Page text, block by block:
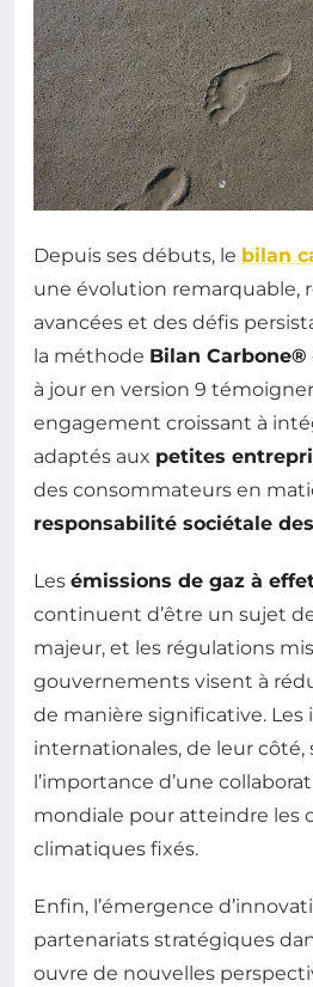
Depuis ses débuts, le bilan
une évolution remarquable,
avancées et des défis
la méthode Bilan Carbone®
à jour en version 9
engagement croissant à
adaptés aux petites
des consommateurs en
responsabilité sociétale
Les émissions de gaz à
continuent d’être un sujet
majeur, et les régulations
gouvernements visent à
de manière significative. Les
internationales, de leur
l’importance d’une
mondiale pour atteindre les
climatiques fixés.
Enfin, l’émergence
partenariats stratégiques
ouvre de nouvelles